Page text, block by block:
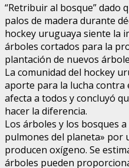
“Retribuir al bosque” dado
palos de madera durante
hockey uruguaya siente la
árboles cortados para la
plantación de nuevos
La comunidad del hockey
aporte para la lucha contra
afecta a todos y concluyó
hacer la diferencia.
Los árboles y los bosques
pulmones del planeta» por
producen oxígeno. Se
árboles pueden